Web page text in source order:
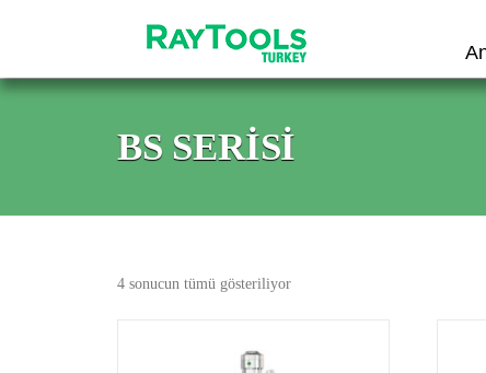
BS SERISI
4 sonucun tümü gösteriliyor